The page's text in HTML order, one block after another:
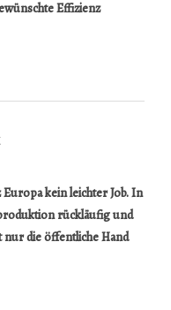
Effizienz
kein leichter Job. In
rückläufig und
die öffentliche Hand